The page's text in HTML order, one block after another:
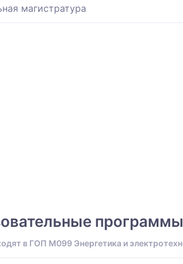
магистратура
программы
в ГОП M099 Энергетика и